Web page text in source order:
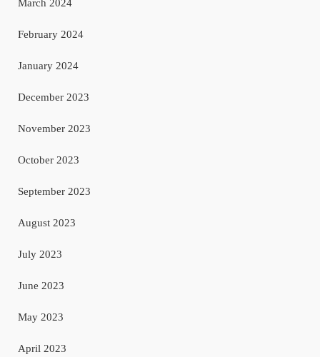
March 2024
February 2024
January 2024
December 2023
November 2023
October 2023
September 2023
August 2023
July 2023
June 2023
May 2023
April 2023